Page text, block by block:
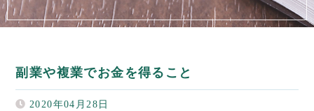
副業や複業でお金を得ること
2020年04月28日